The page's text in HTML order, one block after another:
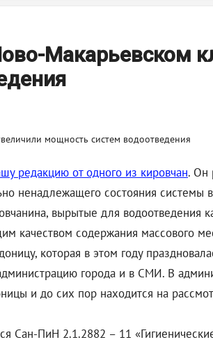
Макарьевском
редакцию от одного из кировчан. Он
ненадлежащего состояния системы
вырытые для водоотведения
качеством содержания массового
которая в этом году
города и в СМИ. В
и до сих пор находится на
Сан-ПиН 2.1.2882 – 11